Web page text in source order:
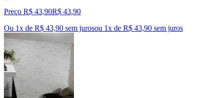
Preço R$ 43,90R$ 43,90
Ou 1x de R$ 43,90 sem jurosou 1x de R$ 43,90 sem juros